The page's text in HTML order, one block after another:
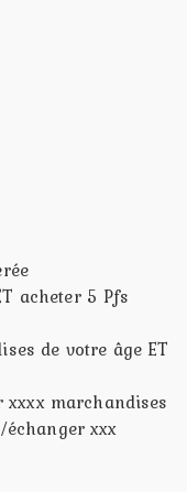
acheter 5 Pfs
de votre âge ET
xxxx marchandises
xxx